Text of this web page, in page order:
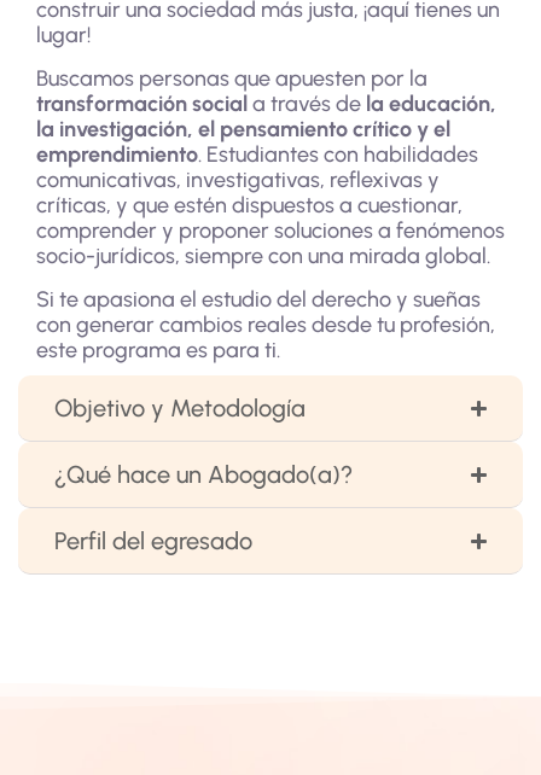
construir una sociedad más justa, ¡aquí tienes un
lugar!
Buscamos personas que apuesten por la
transformación social a través de la educación,
la investigación, el pensamiento crítico y el
emprendimiento. Estudiantes con habilidades
comunicativas, investigativas, reflexivas y
críticas, y que estén dispuestos a cuestionar,
comprender y proponer soluciones a fenómenos
socio-jurídicos, siempre con una mirada global.
Si te apasiona el estudio del derecho y sueñas
con generar cambios reales desde tu profesión,
este programa es para ti.
Objetivo y Metodología
¿Qué hace un Abogado(a)?
Perfil del egresado